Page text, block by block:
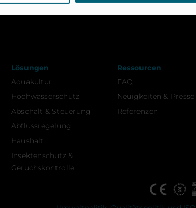
Lösungen
Aquakultur
Hochwasserschutz
Abschalt & Steuerung
Abflussregelung
Haushalt
Insektenschutz &
Geruchskontrolle
Ressourcen
FAQ
Neuigkeiten & Presse
Referenzen